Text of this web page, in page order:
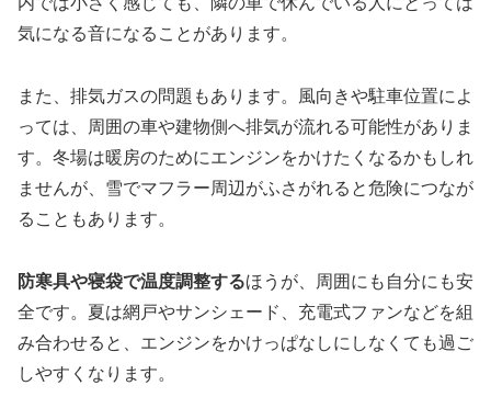
気になる音になることがあります。
また、排気ガスの問題もあります。風向きや駐車位置によ
っては、周囲の車や建物側へ排気が流れる可能性がありま
す。冬場は暖房のためにエンジンをかけたくなるかもしれ
ませんが、雪でマフラー周辺がふさがれると危険につなが
ることもあります。
防寒具や寝袋で温度調整するほうが、周囲にも自分にも安
全です。夏は網戸やサンシェード、充電式ファンなどを組
み合わせると、エンジンをかけっぱなしにしなくても過ご
しやすくなります。